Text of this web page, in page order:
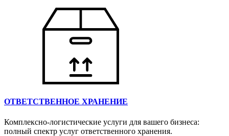
ОТВЕТСТВЕННОЕ ХРАНЕНИЕ
Комплексно-логистические услуги для вашего бизнеса:
полный спектр услуг ответственного хранения.